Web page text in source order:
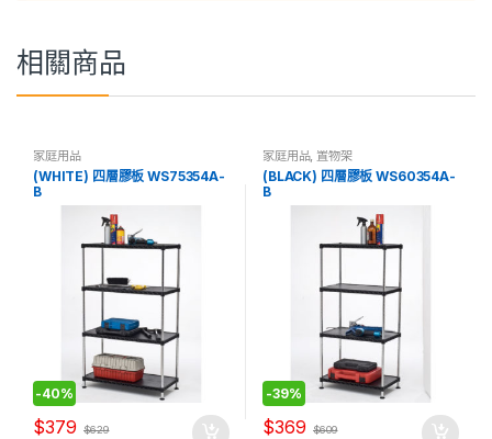
相關商品
家庭用品
(WHITE) 四層膠板 WS75354A-
B
-40%
$379 $629
家庭用品, 置物架
(BLACK) 四層膠板 WS60354A-
B
-39%
$369 $609